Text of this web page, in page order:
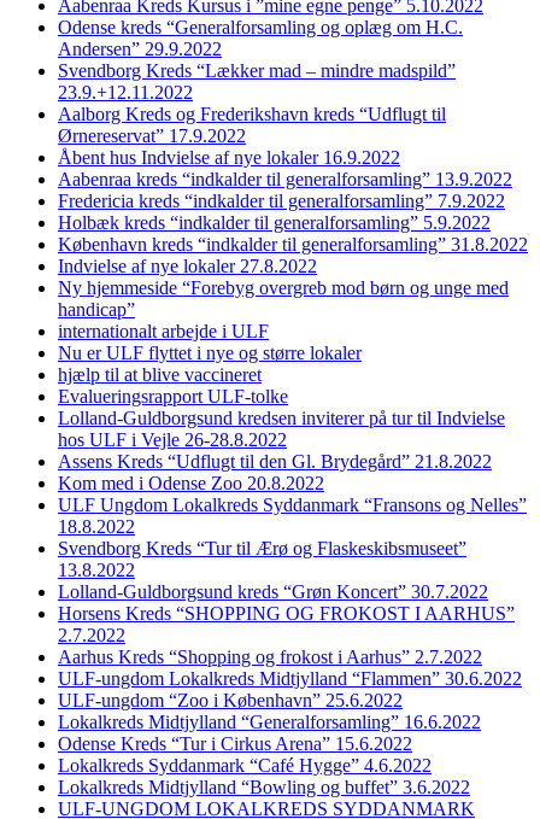
Aabenraa Kreds Kursus i ”mine egne penge” 5.10.2022
Odense kreds “Generalforsamling og oplæg om H.C.
Andersen” 29.9.2022
Svendborg Kreds “Lækker mad – mindre madspild”
23.9.+12.11.2022
Aalborg Kreds og Frederikshavn kreds “Udflugt til
Ørnereservat” 17.9.2022
Åbent hus Indvielse af nye lokaler 16.9.2022
Aabenraa kreds “indkalder til generalforsamling” 13.9.2022
Fredericia kreds “indkalder til generalforsamling” 7.9.2022
Holbæk kreds “indkalder til generalforsamling” 5.9.2022
København kreds “indkalder til generalforsamling” 31.8.2022
Indvielse af nye lokaler 27.8.2022
Ny hjemmeside “Forebyg overgreb mod børn og unge med
handicap”
internationalt arbejde i ULF
Nu er ULF flyttet i nye og større lokaler
hjælp til at blive vaccineret
Evalueringsrapport ULF-tolke
Lolland-Guldborgsund kredsen inviterer på tur til Indvielse
hos ULF i Vejle 26-28.8.2022
Assens Kreds “Udflugt til den Gl. Brydegård” 21.8.2022
Kom med i Odense Zoo 20.8.2022
ULF Ungdom Lokalkreds Syddanmark “Fransons og Nelles”
18.8.2022
Svendborg Kreds “Tur til Ærø og Flaskeskibsmuseet”
13.8.2022
Lolland-Guldborgsund kreds “Grøn Koncert” 30.7.2022
Horsens Kreds “SHOPPING OG FROKOST I AARHUS”
2.7.2022
Aarhus Kreds “Shopping og frokost i Aarhus” 2.7.2022
ULF-ungdom Lokalkreds Midtjylland “Flammen” 30.6.2022
ULF-ungdom “Zoo i København” 25.6.2022
Lokalkreds Midtjylland “Generalforsamling” 16.6.2022
Odense Kreds “Tur i Cirkus Arena” 15.6.2022
Lokalkreds Syddanmark “Café Hygge” 4.6.2022
Lokalkreds Midtjylland “Bowling og buffet” 3.6.2022
ULF-UNGDOM LOKALKREDS SYDDANMARK